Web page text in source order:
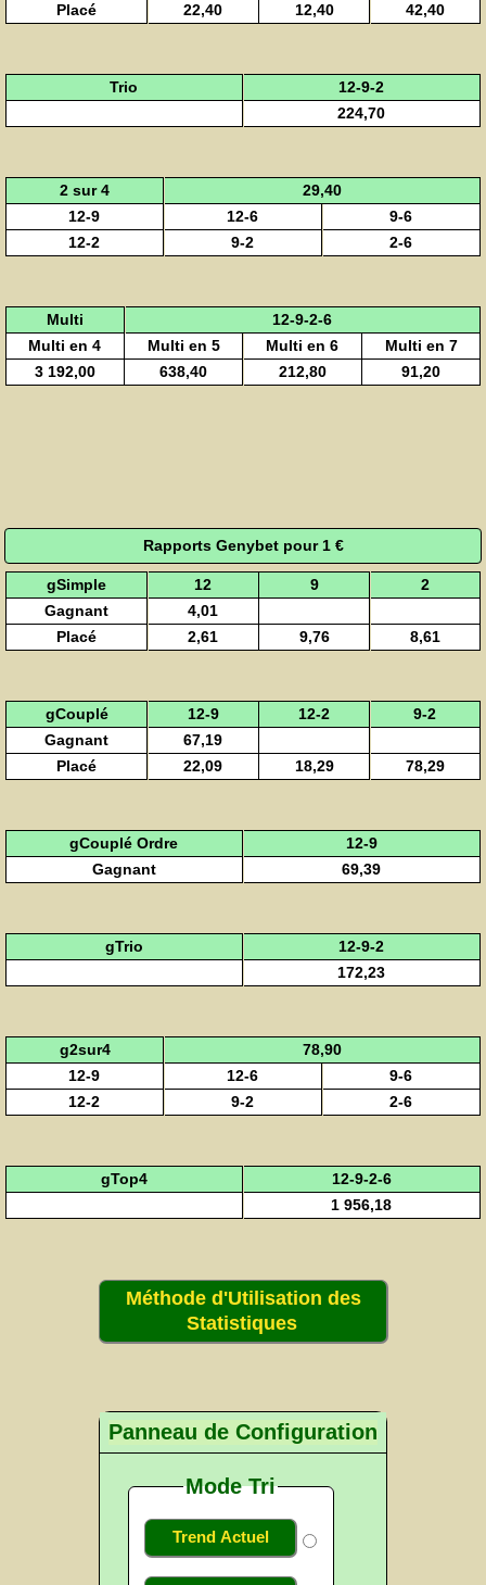
Placé 22,40 12,40 42,40
Trio
12-9-2
224,70
2 sur 4
29,40
12-9
12-6
9-6
12-2
9-2 2-6
Multi
12-9-2-6
Multi en 4
Multi en 5 Multi en 6
Multi en 7
3 192,00
638,40 212,80 91,20
Rapports Genybet pour 1 €
gSimple 12 9
2
Gagnant
4,01
Placé
2,61 9,76 8,61
gCouplé 12-9 12-2
9-2
Gagnant
67,19
Placé
22,09 18,29 78,29
gCouplé Ordre
12-9
Gagnant
69,39
gTrio
12-9-2
172,23
g2sur4
78,90
12-9
12-6
9-6
12-2
9-2 2-6
gTop4
12-9-2-6
1 956,18
Méthode d'Utilisation des
Statistiques
Panneau de Configuration
Mode Tri
Trend Actuel